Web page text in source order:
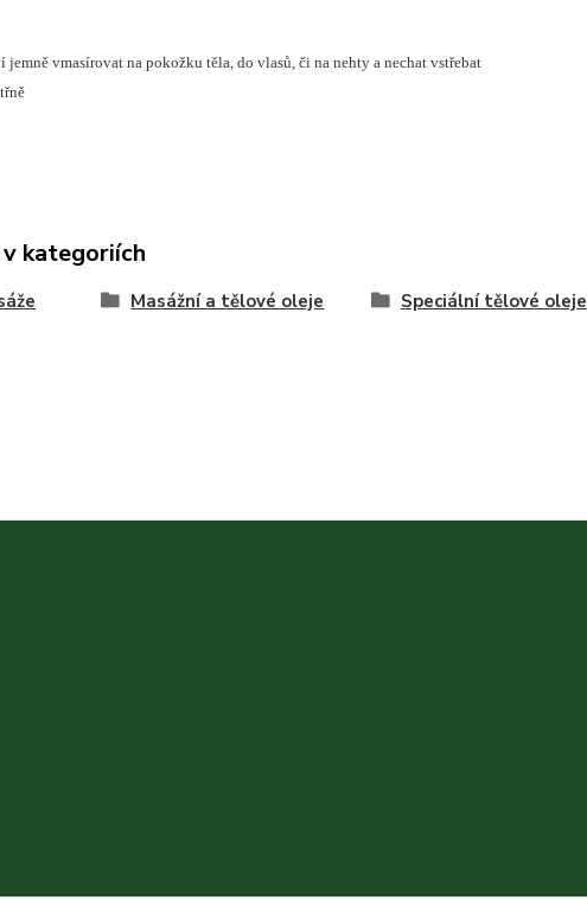
jemně vmasírovat na pokožku těla, do vlasů, či na nehty a nechat vstřebat
kategoriích
Masážní a tělové oleje Speciální tělové oleje